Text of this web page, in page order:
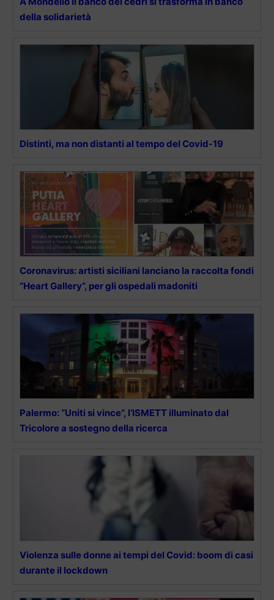
della solidarietà
Distinti, ma non distanti al tempo del Covid-19
Coronavirus: artisti siciliani lanciano la raccolta fondi
“Heart Gallery”, per gli ospedali madoniti
Palermo: “Uniti si vince”, l’ISMETT illuminato dal
Tricolore a sostegno della ricerca
Violenza sulle donne ai tempi del Covid: boom di casi
durante il lockdown